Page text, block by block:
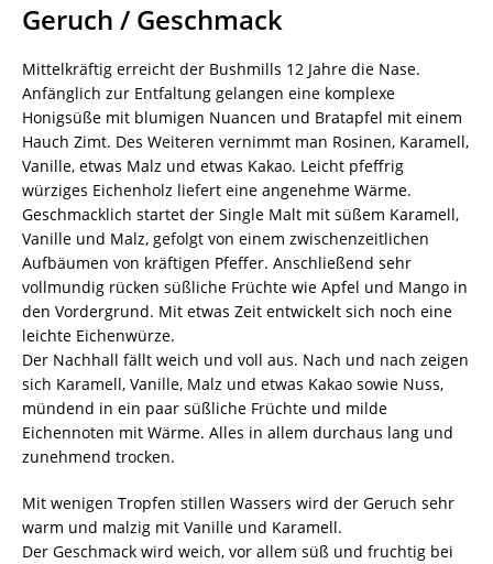
Geruch / Geschmack
Mittelkräftig erreicht der Bushmills 12 Jahre die Nase.
Anfänglich zur Entfaltung gelangen eine komplexe
Honigsüße mit blumigen Nuancen und Bratapfel mit einem
Hauch Zimt. Des Weiteren vernimmt man Rosinen, Karamell,
Vanille, etwas Malz und etwas Kakao. Leicht pfeffrig
würziges Eichenholz liefert eine angenehme Wärme.
Geschmacklich startet der Single Malt mit süßem Karamell,
Vanille und Malz, gefolgt von einem zwischenzeitlichen
Aufbäumen von kräftigen Pfeffer. Anschließend sehr
vollmundig rücken süßliche Früchte wie Apfel und Mango in
den Vordergrund. Mit etwas Zeit entwickelt sich noch eine
leichte Eichenwürze.
Der Nachhall fällt weich und voll aus. Nach und nach zeigen
sich Karamell, Vanille, Malz und etwas Kakao sowie Nuss,
mündend in ein paar süßliche Früchte und milde
Eichennoten mit Wärme. Alles in allem durchaus lang und
zunehmend trocken.
Mit wenigen Tropfen stillen Wassers wird der Geruch sehr
warm und malzig mit Vanille und Karamell.
Der Geschmack wird weich, vor allem süß und fruchtig bei